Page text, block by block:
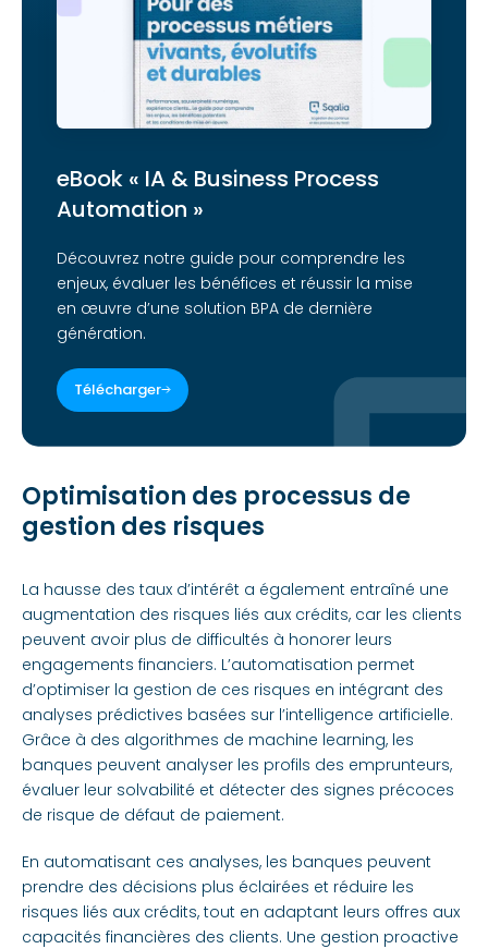
eBook « IA & Business Process
Automation »
Découvrez notre guide pour comprendre les
enjeux, évaluer les bénéfices et réussir la mise
en œuvre d’une solution BPA de dernière
génération.
Télécharger
Optimisation des processus de
gestion des risques
La hausse des taux d’intérêt a également entraîné une
augmentation des risques liés aux crédits, car les clients
peuvent avoir plus de difficultés à honorer leurs
engagements financiers. L’automatisation permet
d’optimiser la gestion de ces risques en intégrant des
analyses prédictives basées sur l’intelligence artificielle.
Grâce à des algorithmes de machine learning, les
banques peuvent analyser les profils des emprunteurs,
évaluer leur solvabilité et détecter des signes précoces
de risque de défaut de paiement.
En automatisant ces analyses, les banques peuvent
prendre des décisions plus éclairées et réduire les
risques liés aux crédits, tout en adaptant leurs offres aux
capacités financières des clients. Une gestion proactive